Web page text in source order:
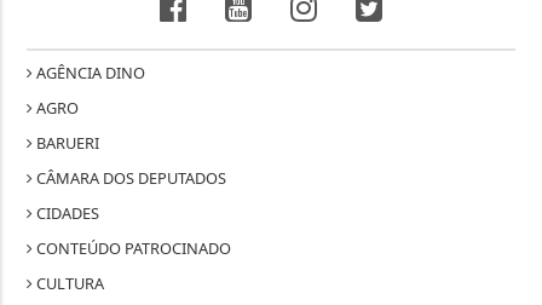
AGÊNCIA DINO
AGRO
BARUERI
CÂMARA DOS DEPUTADOS
CIDADES
CONTEÚDO PATROCINADO
CULTURA